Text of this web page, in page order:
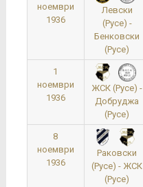
ноември
1936
Левски
(Русе) -
Бенковски
(Русе)
1
ноември
1936
ЖСК (Русе) -
Добруджа
(Русе)
8
ноември
1936
Раковски
(Русе) - ЖСК
(Русе)